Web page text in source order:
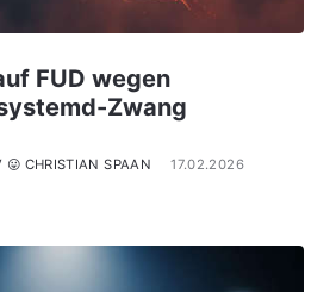
FUD wegen
Zwang
😛 CHRISTIAN SPAAN 17.02.2026